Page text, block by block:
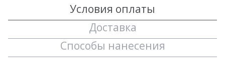
Условия оплаты
Доставка
Способы нанесения